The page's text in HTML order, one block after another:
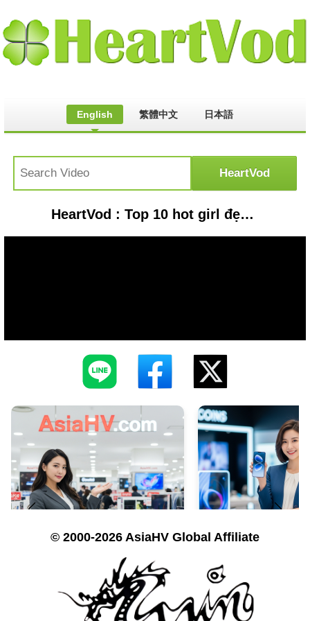
English 繁體中文 日本語
HeartVod : Top 10 hot girl đẹp nhất Việt Nam 2015
© 2000-2026 AsiaHV Global Affiliate